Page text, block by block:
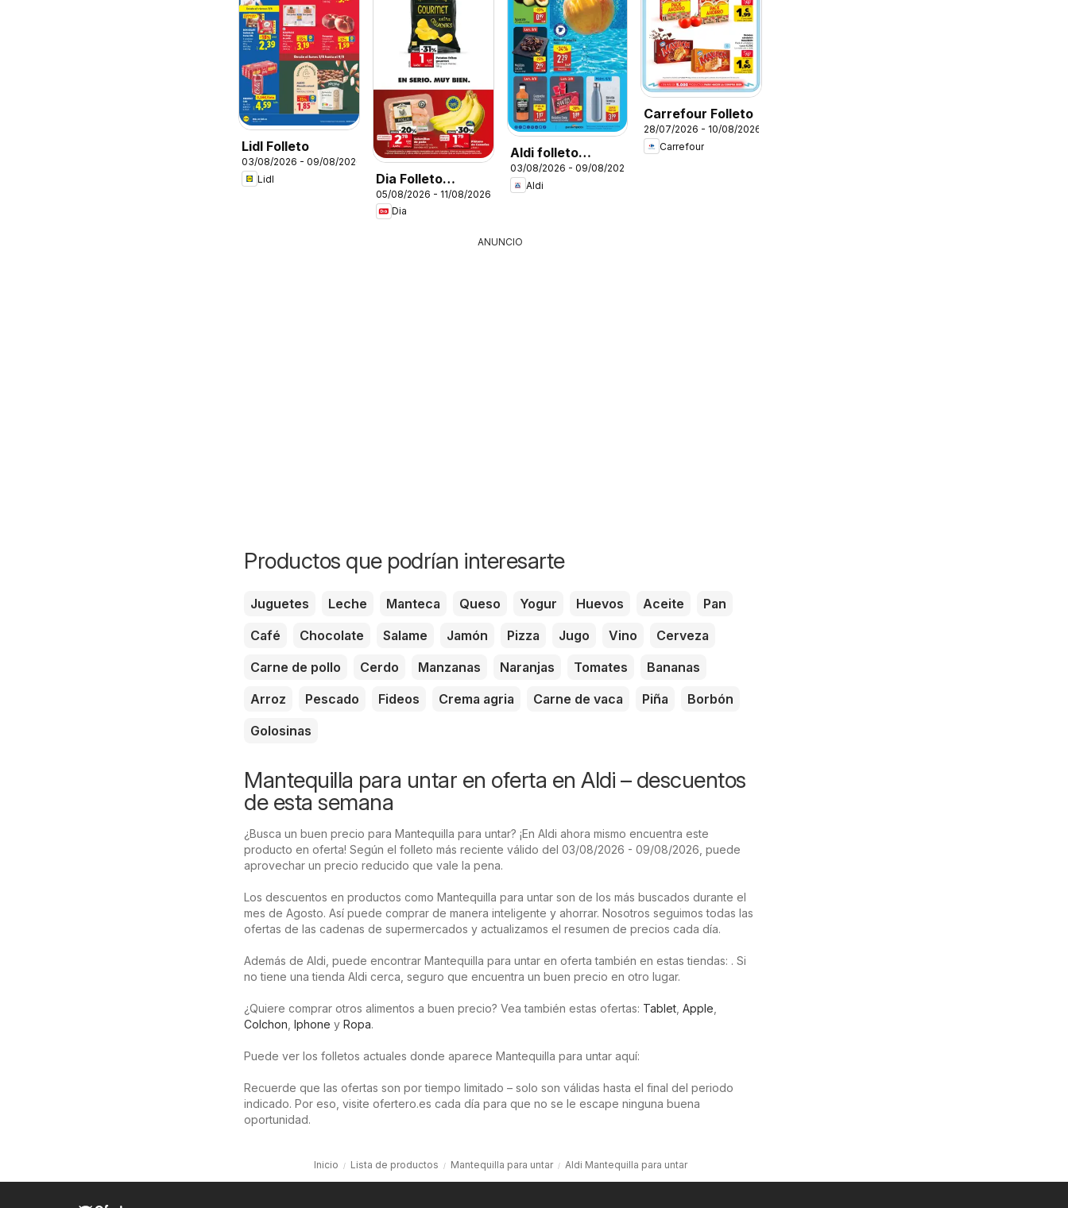
Lidl Folleto
03/08/2026 - 09/08/2026
Lidl
Dia Folleto
Market
05/08/2026 - 11/08/2026
Dia
Aldi folleto
Península
03/08/2026 - 09/08/2026
Aldi
Carrefour Folleto
28/07/2026 - 10/08/2026
Carrefour
ANUNCIO
Productos que podrían interesarte
Juguetes Leche Manteca Queso Yogur Huevos Aceite
Pan
Café
Chocolate Salame Jamón Pizza Jugo Vino
Cerveza
Carne de pollo
Cerdo Manzanas Naranjas Tomates
Bananas
Arroz
Pescado Fideos Crema agria Carne de vaca Piña
Borbón
Golosinas
Mantequilla para untar en oferta en Aldi – descuentos
de esta semana
¿Busca un buen precio para Mantequilla para untar? ¡En Aldi ahora mismo encuentra este
producto en oferta! Según el folleto más reciente válido del 03/08/2026 - 09/08/2026, puede
aprovechar un precio reducido que vale la pena.
Los descuentos en productos como Mantequilla para untar son de los más buscados durante el
mes de Agosto. Así puede comprar de manera inteligente y ahorrar. Nosotros seguimos todas las
ofertas de las cadenas de supermercados y actualizamos el resumen de precios cada día.
Además de Aldi, puede encontrar Mantequilla para untar en oferta también en estas tiendas: . Si
no tiene una tienda Aldi cerca, seguro que encuentra un buen precio en otro lugar.
¿Quiere comprar otros alimentos a buen precio? Vea también estas ofertas: Tablet Apple
Colchon Iphone y Ropa.
Puede ver los folletos actuales donde aparece Mantequilla para untar aquí:
Recuerde que las ofertas son por tiempo limitado – solo son válidas hasta el final del periodo
indicado. Por eso, visite ofertero.es cada día para que no se le escape ninguna buena
oportunidad.
Inicio Lista de productos Mantequilla para untar Aldi Mantequilla para untar